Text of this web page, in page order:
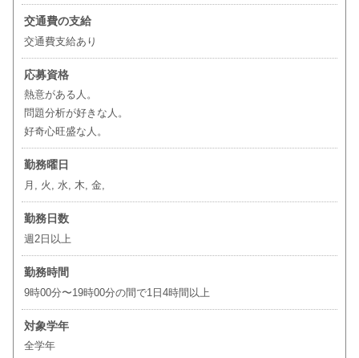
交通費の支給
交通費支給あり
応募資格
熱意がある人。
問題分析が好きな人。
好奇心旺盛な人。
勤務曜日
月, 火, 水, 木, 金,
勤務日数
週2日以上
勤務時間
9時00分〜19時00分の間で1日4時間以上
対象学年
全学年